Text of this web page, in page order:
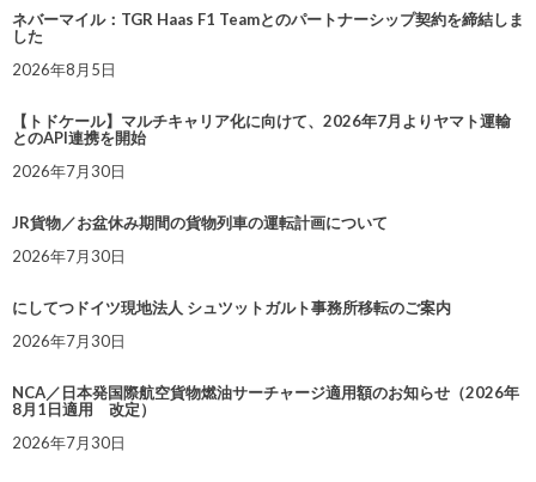
ネバーマイル：TGR Haas F1 Teamとのパートナーシップ契約を締結しま
した
2026年8月5日
【トドケール】マルチキャリア化に向けて、2026年7月よりヤマト運輸
とのAPI連携を開始
2026年7月30日
JR貨物／お盆休み期間の貨物列車の運転計画について
2026年7月30日
にしてつドイツ現地法人 シュツットガルト事務所移転のご案内
2026年7月30日
NCA／日本発国際航空貨物燃油サーチャージ適用額のお知らせ（2026年
8月1日適用 改定）
2026年7月30日